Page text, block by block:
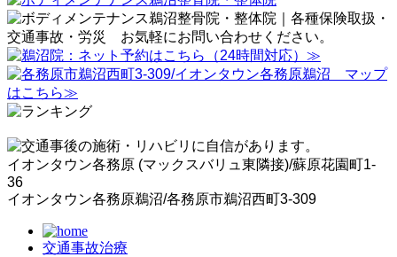
イオンタウン各務原 (マックスバリュ東隣接)/蘇原花園町1-
36
イオンタウン各務原鵜沼/各務原市鵜沼西町3-309
交通事故治療